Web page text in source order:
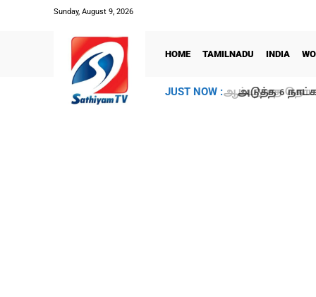
Sunday, August 9, 2026
HOME TAMILNADU INDIA
JUST NOW : அடுத்த 6